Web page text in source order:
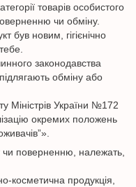
товарів особистого
чи обміну.
новим, гігієнічно
законодавства
обміну або
Міністрів України №172
окремих положень
чи поверненню, належать,
косметична продукція,